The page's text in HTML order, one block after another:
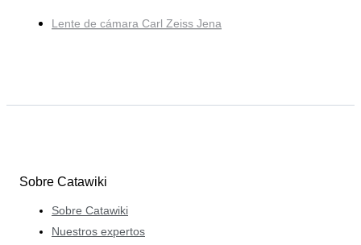
Lente de cámara Carl Zeiss Jena
Sobre Catawiki
Sobre Catawiki
Nuestros expertos